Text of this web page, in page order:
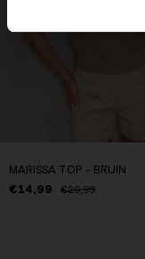
MARISSA TOP - BRUIN
€14,99
€29,99